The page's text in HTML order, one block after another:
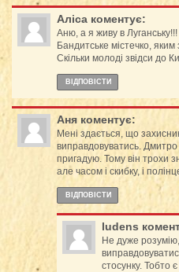
Aліса коментує:
Аню, а я живу в Луганську!!!
Бандитське містечко,
Скільки молоді звідси до
ВІДПОВІCТИ
Аня коментує:
Мені здається, що
виправдовуватись. Дмитро
пригадую. Тому він трохи
але часом і скибку, і
ВІДПОВІCТИ
ludens
Не дуже
стосунку. Тобто